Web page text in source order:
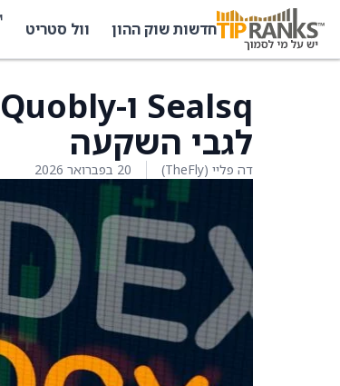
חדשות שוק ההון וול סטריט
לגבי השקעה
דה פליי (TheFly) 20 בפברואר 2026